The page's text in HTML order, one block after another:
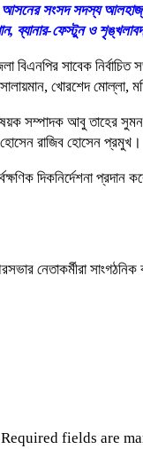
সংসদ সদস্য আলহাজ্ব
ব্যানার-ফেস্টুন ও
বিএনপির সাবেক
খোরশেদ মোল্লা,
সম্পাদক আবু তাহের সুমন,
হোসেন রাজিব হোসেন প্রমুখ।
দিকনির্দেশনা
নেতাকর্মীরা
Required fields are